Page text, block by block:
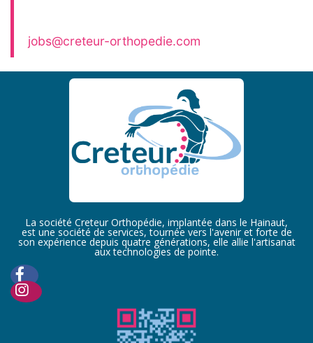
jobs@creteur-orthopedie.com
La société Creteur Orthopédie, implantée dans le Hainaut,
est une société de services, tournée vers l'avenir et forte de
son expérience depuis quatre générations, elle allie l'artisanat
aux technologies de pointe.